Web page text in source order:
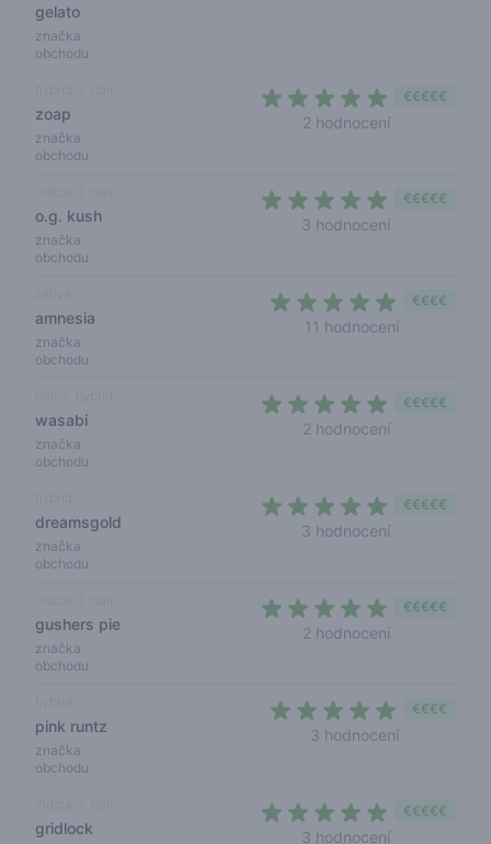
gelato
značka
obchodu
zoap
značka
obchodu
2 hodnocení
€€€€€
o.g. kush
značka
obchodu
3 hodnocení
€€€€€
amnesia
značka
obchodu
11 hodnocení
€€€€
wasabi
značka
obchodu
2 hodnocení
€€€€€
dreamsgold
značka
obchodu
3 hodnocení
€€€€€
gushers pie
značka
obchodu
2 hodnocení
€€€€€
pink runtz
značka
obchodu
3 hodnocení
€€€€
gridlock 3 hodnocení
€€€€€